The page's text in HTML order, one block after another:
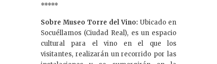
*****
Sobre Museo Torre del Vino: Ubicado en
Socuéllamos (Ciudad Real), es un espacio
cultural para el vino en el que los
visitantes, realizarán un recorrido por las